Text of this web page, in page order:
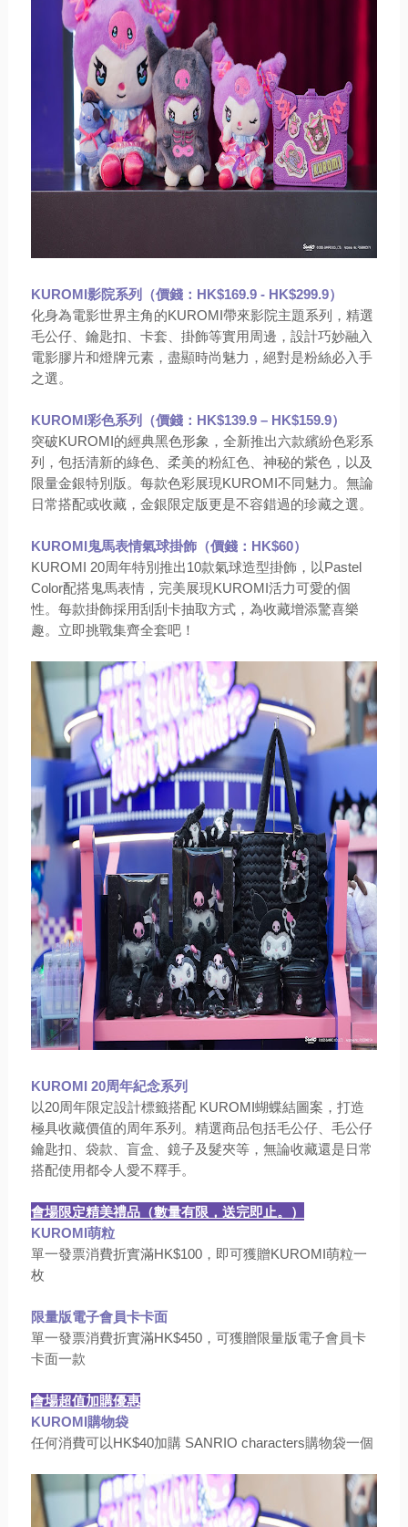
KUROMI影院系列
（價錢：HK$169.9 - HK$299.9）
化身為電影世界主角的KUROMI帶來影院主題系列，精選
毛公仔、鑰匙扣、卡套、掛飾等實用周邊，設計巧妙融入
電影膠片和燈牌元素，盡顯時尚魅力，絕對是粉絲必入手
之選。
KUROMI彩色系列
（價錢：HK$139.9 – HK$159.9）
突破KUROMI的經典黑色形象，全新推出六款繽紛色彩系
列，包括清新的綠色、柔美的粉紅色、神秘的紫色，以及
限量金銀特別版。每款色彩展現KUROMI不同魅力。無論
日常搭配或收藏，金銀限定版更是不容錯過的珍藏之選。
KUROMI鬼馬表情氣球掛飾（價錢：HK$60）
KUROMI 20周年特別推出10款氣球造型掛飾，以Pastel
Color配搭鬼馬表情，完美展現KUROMI活力可愛的個
性。每款掛飾採用刮刮卡抽取方式，為收藏增添驚喜樂
趣。立即挑戰集齊全套吧！
KUROMI 20周年紀念系列
以20周年限定設計標籤搭配 KUROMI蝴蝶結圖案，打造
極具收藏價值的周年系列。精選商品包括毛公仔、毛公仔
鑰匙扣、袋款、盲盒、鏡子及髮夾等，無論收藏還是日常
搭配使用都令人愛不釋手。
會場限定精美禮品（數量有限，送完即 止。）
KUROMI萌粒
單一發票消費折實滿HK$100， 即可獲贈KUROMI萌粒一
枚
限量版電子會員卡卡面
單一發票消費折實滿HK$450， 可獲贈限量版電子會員卡
卡面一款
會場超值加購優惠
KUROMI購物袋
任何消費可以HK$40加購 SANRIO characters購物袋一個